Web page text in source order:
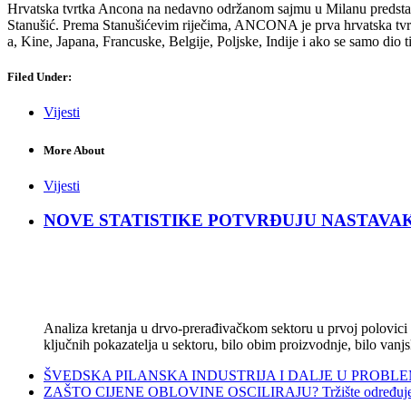
Hrvatska tvrtka Ancona na nedavno održanom sajmu u Milanu
Stanušić. Prema Stanušićevim riječima, ANCONA je prva hrvatska
a, Kine, Japana, Francuske, Belgije, Poljske, Indije i ako se samo
Filed Under:
Vijesti
More About
Vijesti
NOVE STATISTIKE POTVRĐUJU
Analiza kretanja u drvo-prerađivačkom sektoru u prvoj
ključnih pokazatelja u sektoru, bilo obim proizvodnje, bilo
ŠVEDSKA PILANSKA INDUSTRIJA I DALJE U
ZAŠTO CIJENE OBLOVINE OSCILIRAJU? Tržište